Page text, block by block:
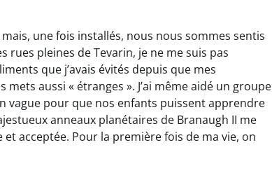
une fois installés, nous nous sommes sentis
rues pleines de Tevarin, je ne me suis pas
que j’avais évités depuis que mes
aussi « étranges ». J’ai même aidé un groupe
vague pour que nos enfants puissent apprendre
anneaux planétaires de Branaugh II me
et acceptée. Pour la première fois de ma vie, on